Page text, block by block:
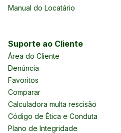
Manual do Locatário
Suporte ao Cliente
Área do Cliente
Denúncia
Favoritos
Comparar
Calculadora multa rescisão
Código de Ética e Conduta
Plano de Integridade